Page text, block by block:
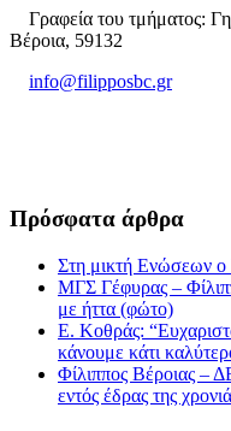
Γραφεία του τμήματος:
Βέροια, 59132
info@filipposbc.gr
Πρόσφατα άρθρα
Στη μικτή Ενώσεων ο
ΜΓΣ Γέφυρας –
με ήττα (φώτο)
Ε. Κοθράς:
κάνουμε κάτι
Φίλιππος Βέροιας –
εντός έδρας της